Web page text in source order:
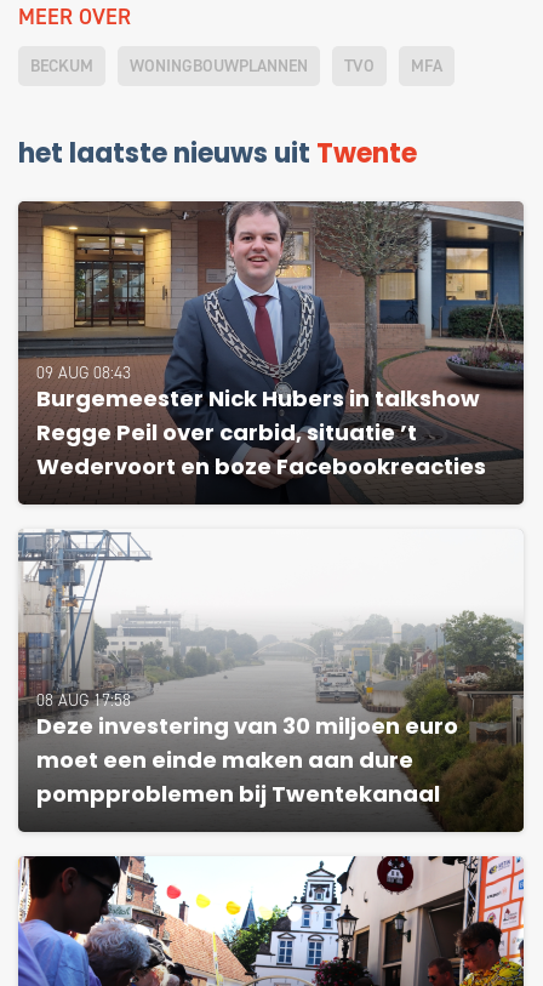
MEER OVER
BECKUM WONINGBOUWPLANNEN TVO MFA
het laatste nieuws uit Twente
09 AUG 08:43
Burgemeester Nick Hubers in talkshow
Regge Peil over carbid, situatie ’t
Wedervoort en boze Facebookreacties
08 AUG 17:58
Deze investering van 30 miljoen euro
moet een einde maken aan dure
pompproblemen bij Twentekanaal